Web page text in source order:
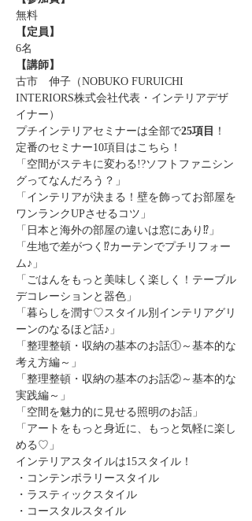
無料
【定員】
6名
【講師】
古市　伸子（NOBUKO FURUICHI
INTERIORS株式会社代表・インテリアデザ
イナー）
プチインテリアセミナーは全部で25項目 ！
定番のセミナー10項目はこちら！
「空間がステキに変わる!?ソフトファニシン
グってなんだろう？」
「インテリアが決まる！壁を飾ってお部屋を
ワンランクUPさせるコツ」
「日本と海外の部屋の違いは窓にあり⁉」
「生地で差がつく⁉カーテンでプチリフォー
ム♪」
「ごはんをもっと美味しく楽しく！テーブル
デコレーションと器色」
「暮らしを潤す♡スタイル別インテリアグリ
ーンのなるほど話♪」
「整理整頓・収納の基本のお話①～基本的な
考え方編～」
「整理整頓・収納の基本のお話②～基本的な
実践編～」
「空間を魅力的に見せる照明のお話」
「アートをもっと身近に、もっと気軽に楽し
める♡」
インテリアスタイルは15スタイル！
・コンテンポラリースタイル
・ラスティックスタイル
・コースタルスタイル